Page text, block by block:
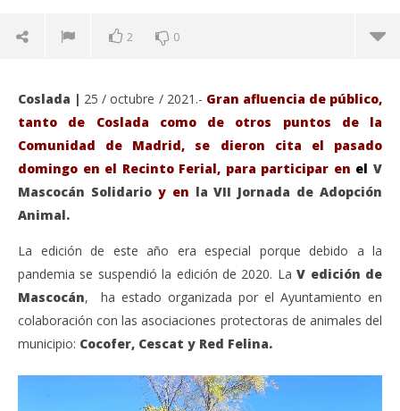
2 0
VIENDO AHORA
Coslada celebró el V Mascocán Solidario y la VII
25,
Coslada | 25 / octubre / 2021.- Gran afluencia de público,
tanto de Coslada como de otros puntos de la
Comunidad de Madrid, se dieron cita el pasado
domingo en el Recinto Ferial, para participar en elV
Mascocán Solidario y en la VII Jornada de Adopción
Animal.
La edición de este año era especial porque debido a la
pandemia se suspendió la edición de 2020. LaV edición de
Mascocán, ha estado organizada por el Ayuntamiento en
colaboración con las asociaciones protectoras de animales del
municipio: Cocofer, Cescat y Red Felina.